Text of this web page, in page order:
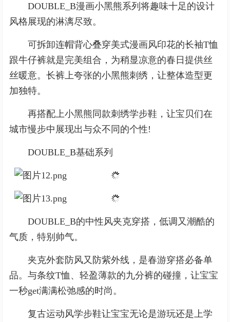
DOUBLE_B漫画小黑熊系列将趣味十足的设计
风格展现的淋漓尽致。
可拆卸连帽背心叠穿美式漫画风印花的长袖T恤
跟牛仔裤就是完美组合，为稍显凉意的春日提供丝
丝暖意。长裤上夸张的小黑熊刺绣，让整体造型更
加独特。
再搭配上小黑熊同款刺绣学步鞋，让宝贝们在
城市慢步中展现出与众不同的个性!
DOUBLE_B基础系列
DOUBLE_B的中性风夹克穿搭，低调又潮酷的
气质，特别帅气。
夹克外套防风又防紫外线，是春游穿搭必备单
品。与条纹T恤、轻盈薄款的九分裤的碰撞，让宝宝
一秒get满满松弛感的时尚。
复古运动风学步鞋让宝宝无论是游玩还是上学